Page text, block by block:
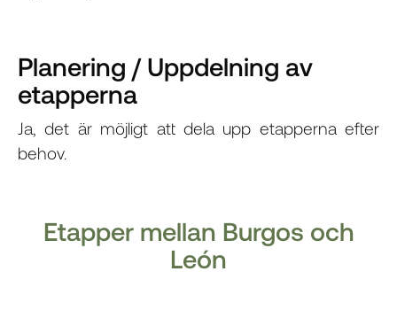
Planering / Uppdelning av
etapperna
Ja, det är möjligt att dela upp etapperna efter
behov.
Etapper mellan Burgos och
León